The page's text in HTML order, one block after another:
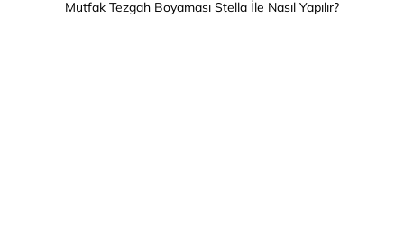
Mutfak Tezgah Boyaması Stella İle Nasıl Yapılır?